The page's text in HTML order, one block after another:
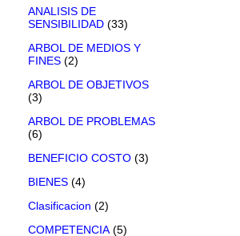
ANALISIS DE
SENSIBILIDAD (33)
ARBOL DE MEDIOS Y
FINES (2)
ARBOL DE OBJETIVOS
(3)
ARBOL DE PROBLEMAS
(6)
BENEFICIO COSTO (3)
BIENES (4)
Clasificacion (2)
COMPETENCIA (5)